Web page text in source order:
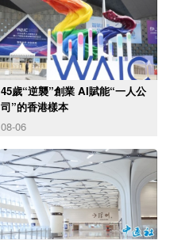
45歲“逆襲”創業 AI賦能“一人公
司”的香港樣本
08-06